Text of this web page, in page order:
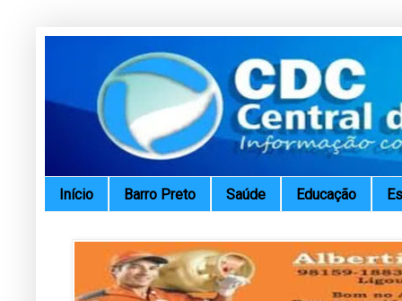
Início Barro Preto Saúde Educação